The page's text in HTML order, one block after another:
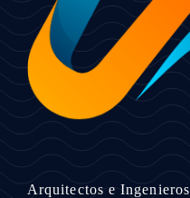
Arquitectos e Ingenieros